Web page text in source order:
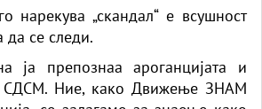
„скандал“ е всушност
да се следи.
ја препознаа ароганцијата и
СДСМ. Ние, како Движење ЗНАМ